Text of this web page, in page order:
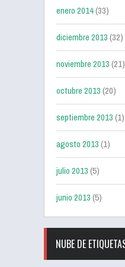
enero 2014(33)
diciembre 2013(32)
noviembre 2013(21)
octubre 2013(20)
septiembre 2013(1)
agosto 2013(1)
julio 2013(5)
junio 2013(5)
NUBE DE